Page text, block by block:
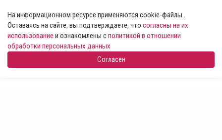
На информационном ресурсе применяются cookie-файлы .
Оставаясь на сайте, вы подтверждаете, что согласны на их
использование и ознакомлены сполитикой в отношении
обработки персональных данных
Согласен